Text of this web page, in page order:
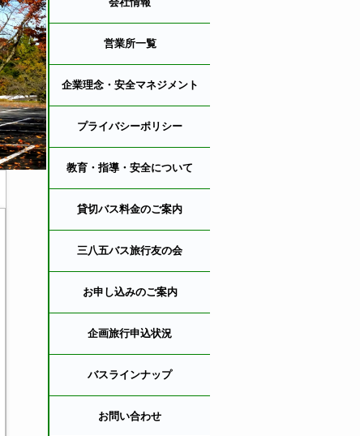
営業所一覧
企業理念・安全マネジメント
プライバシーポリシー
教育・指導・安全について
貸切バス料金のご案内
三八五バス旅行友の会
お申し込みのご案内
企画旅行申込状況
バスラインナップ
お問い合わせ